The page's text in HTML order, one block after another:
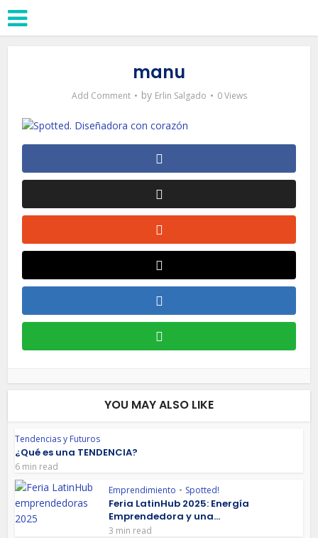
manu
Add Comment by Erlin Salgado 0 Views
YOU MAY ALSO LIKE
Tendencias y Futuros
¿Qué es una TENDENCIA?
6 min read
Emprendimiento • Spotted!
Feria LatinHub 2025: Energía
Emprendedora y una...
3 min read